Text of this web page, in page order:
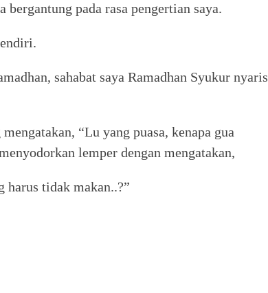
bergantung pada rasa pengertian saya.
sahabat saya Ramadhan Syukur nyaris
“Lu yang puasa, kenapa gua
lemper dengan mengatakan,
harus tidak makan..?”